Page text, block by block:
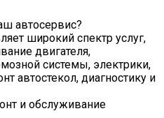
автосервис?
широкий спектр услуг,
двигателя,
системы, электрики,
автостекол, диагностику и
и обслуживание